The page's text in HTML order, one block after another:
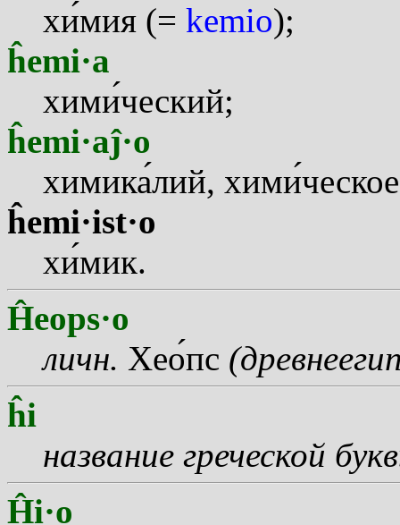
химия (= kemio);
ĥemi·a
химический;
ĥemi·aĵ·o
химикалий, хими
ĥemi·ist·o
химик.
Ĥeops·o
личн. Хеопс
ĥi
название греческой
Ĥi·o